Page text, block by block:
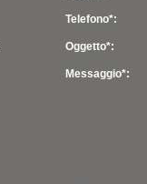
Telefono*:
Oggetto*:
Messaggio*: